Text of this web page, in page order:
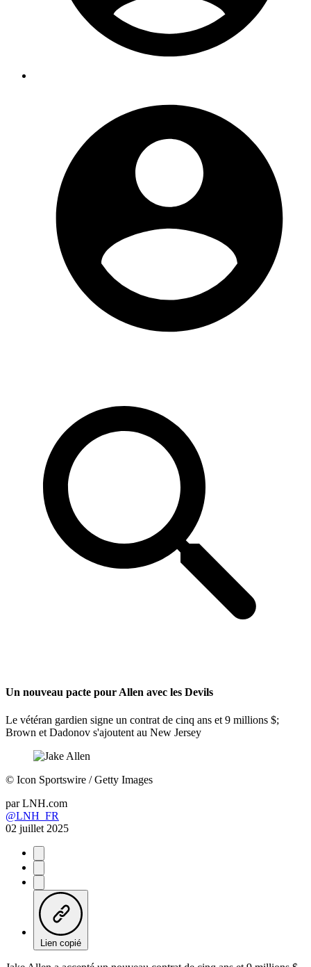
Un nouveau pacte pour Allen avec les Devils
Le vétéran gardien signe un contrat de cinq ans et 9 millions $;
Brown et Dadonov s'ajoutent au New Jersey
© Icon Sportswire / Getty Images
par LNH.com
@LNH_FR
02 juillet 2025
Lien copié